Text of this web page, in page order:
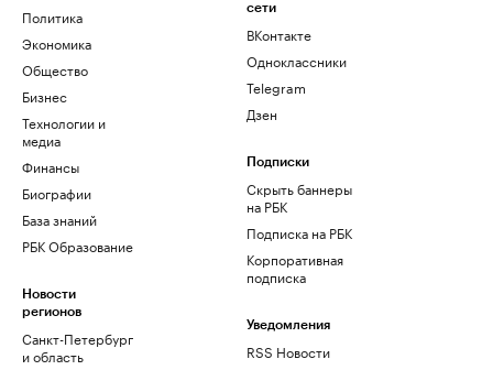
Политика
Экономика
Общество
Бизнес
Технологии и
медиа
Финансы
Биографии
База знаний
РБК Образование
Новости
регионов
Санкт-Петербург
и область
сети
ВКонтакте
Одноклассники
Telegram
Дзен
Подписки
Скрыть баннеры
на РБК
Подписка на РБК
Корпоративная
подписка
Уведомления
RSS Новости